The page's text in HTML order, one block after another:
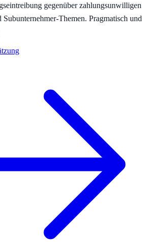
gegenüber zahlungsunwilligen
Themen. Pragmatisch und